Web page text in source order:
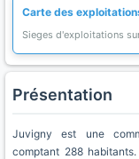
Carte des
Sieges d'exploitations
Présentation
Juvigny est une
comptant 288